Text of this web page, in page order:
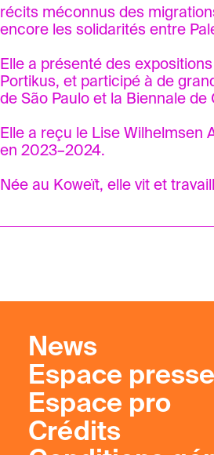
récits méconnus des
encore les solidarités entre
Elle a présenté des
Portikus, et participé à de
de São Paulo et la Biennale de
Elle a reçu le Lise Wilhelmsen
en 2023–2024.
Née au Koweït, elle vit et
News
Espace presse
Espace pro
Crédits